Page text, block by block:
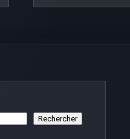
Rechercher